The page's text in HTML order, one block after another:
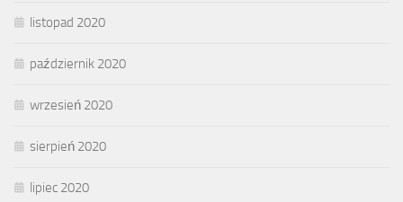
listopad 2020
październik 2020
wrzesień 2020
sierpień 2020
lipiec 2020